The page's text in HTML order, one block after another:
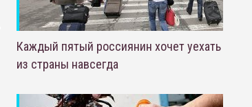
Каждый пятый россиянин хочет уехать
из страны навсегда